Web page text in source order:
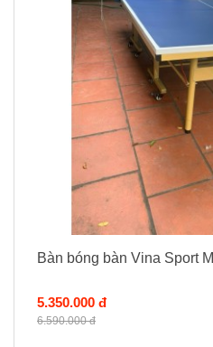
Bàn bóng bàn Vina Sport
5.350.000 đ
6.590.000 đ